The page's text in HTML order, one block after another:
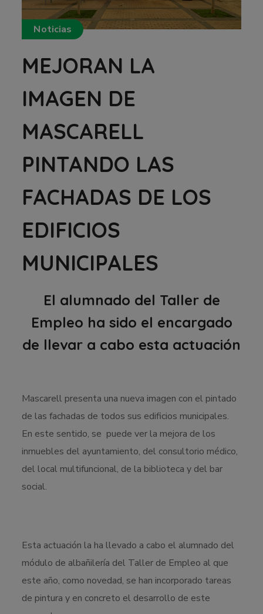
Noticias
MEJORAN LA
IMAGEN DE
MASCARELL
PINTANDO LAS
FACHADAS DE LOS
EDIFICIOS
MUNICIPALES
El alumnado del Taller de
Empleo ha sido el encargado
de llevar a cabo esta actuación
Mascarell presenta una nueva imagen con el pintado
de las fachadas de todos sus edificios municipales.
En este sentido, se puede ver la mejora de los
inmuebles del ayuntamiento, del consultorio médico,
del local multifuncional, de la biblioteca y del bar
social.
Esta actuación la ha llevado a cabo el alumnado del
módulo de albañilería del Taller de Empleo al que
este año, como novedad, se han incorporado tareas
de pintura y en concreto el desarrollo de este